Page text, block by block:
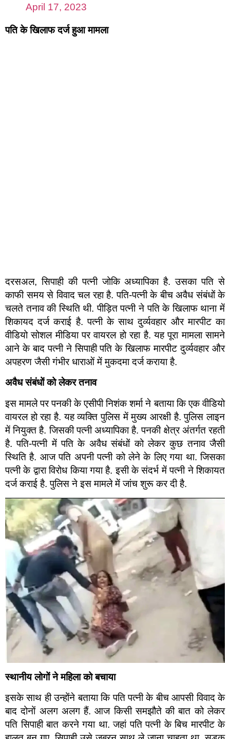
April 17, 2023
पति के खिलाफ दर्ज हुआ मामला
दरसअल, सिपाही की पत्नी जोकि अध्यापिका है. उसका पति से
काफी समय से विवाद चल रहा है. पति-पत्नी के बीच अवैध संबंधों के
चलते तनाव की स्थिति थी. पीड़ित पत्नी ने पति के खिलाफ थाना में
शिकायद दर्ज कराई है. पत्नी के साथ दुर्व्यवहार और मारपीट का
वीडियो सोशल मीडिया पर वायरल हो रहा है. यह पूरा मामला सामने
आने के बाद पत्नी ने सिपाही पति के खिलाफ मारपीट दुर्व्यवहार और
अपहरण जैसी गंभीर धाराओं में मुकदमा दर्ज कराया है.
अवैध संबंधों को लेकर तनाव
इस मामले पर पनकी के एसीपी निशंक शर्मा ने बताया कि एक वीडियो
वायरल हो रहा है. यह व्यक्ति पुलिस में मुख्य आरक्षी है. पुलिस लाइन
में नियुक्त है. जिसकी पत्नी अध्यापिका है. पनकी क्षेत्र अंतर्गत रहती
है. पति-पत्नी में पति के अवैध संबंधों को लेकर कुछ तनाव जैसी
स्थिति है. आज पति अपनी पत्नी को लेने के लिए गया था. जिसका
पत्नी के द्वारा विरोध किया गया है. इसी के संदर्भ में पत्नी ने शिकायत
दर्ज कराई है. पुलिस ने इस मामले में जांच शुरू कर दी है.
स्थानीय लोगों ने महिला को बचाया
इसके साथ ही उन्होंने बताया कि पति पत्नी के बीच आपसी विवाद के
बाद दोनों अलग अलग हैं. आज किसी समझौते की बात को लेकर
पति सिपाही बात करने गया था. जहां पति पत्नी के बिच मारपीट के